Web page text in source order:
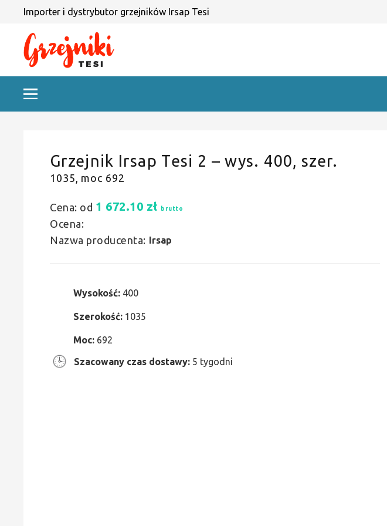
Importer i dystrybutor grzejników Irsap Tesi
Grzejnik Irsap Tesi 2 – wys. 400, szer.
1035, moc 692
Cena: od 1 672.10 zł brutto
Ocena:
Nazwa producenta: Irsap
Wysokość: 400
Szerokość: 1035
Moc: 692
Szacowany czas dostawy: 5 tygodni